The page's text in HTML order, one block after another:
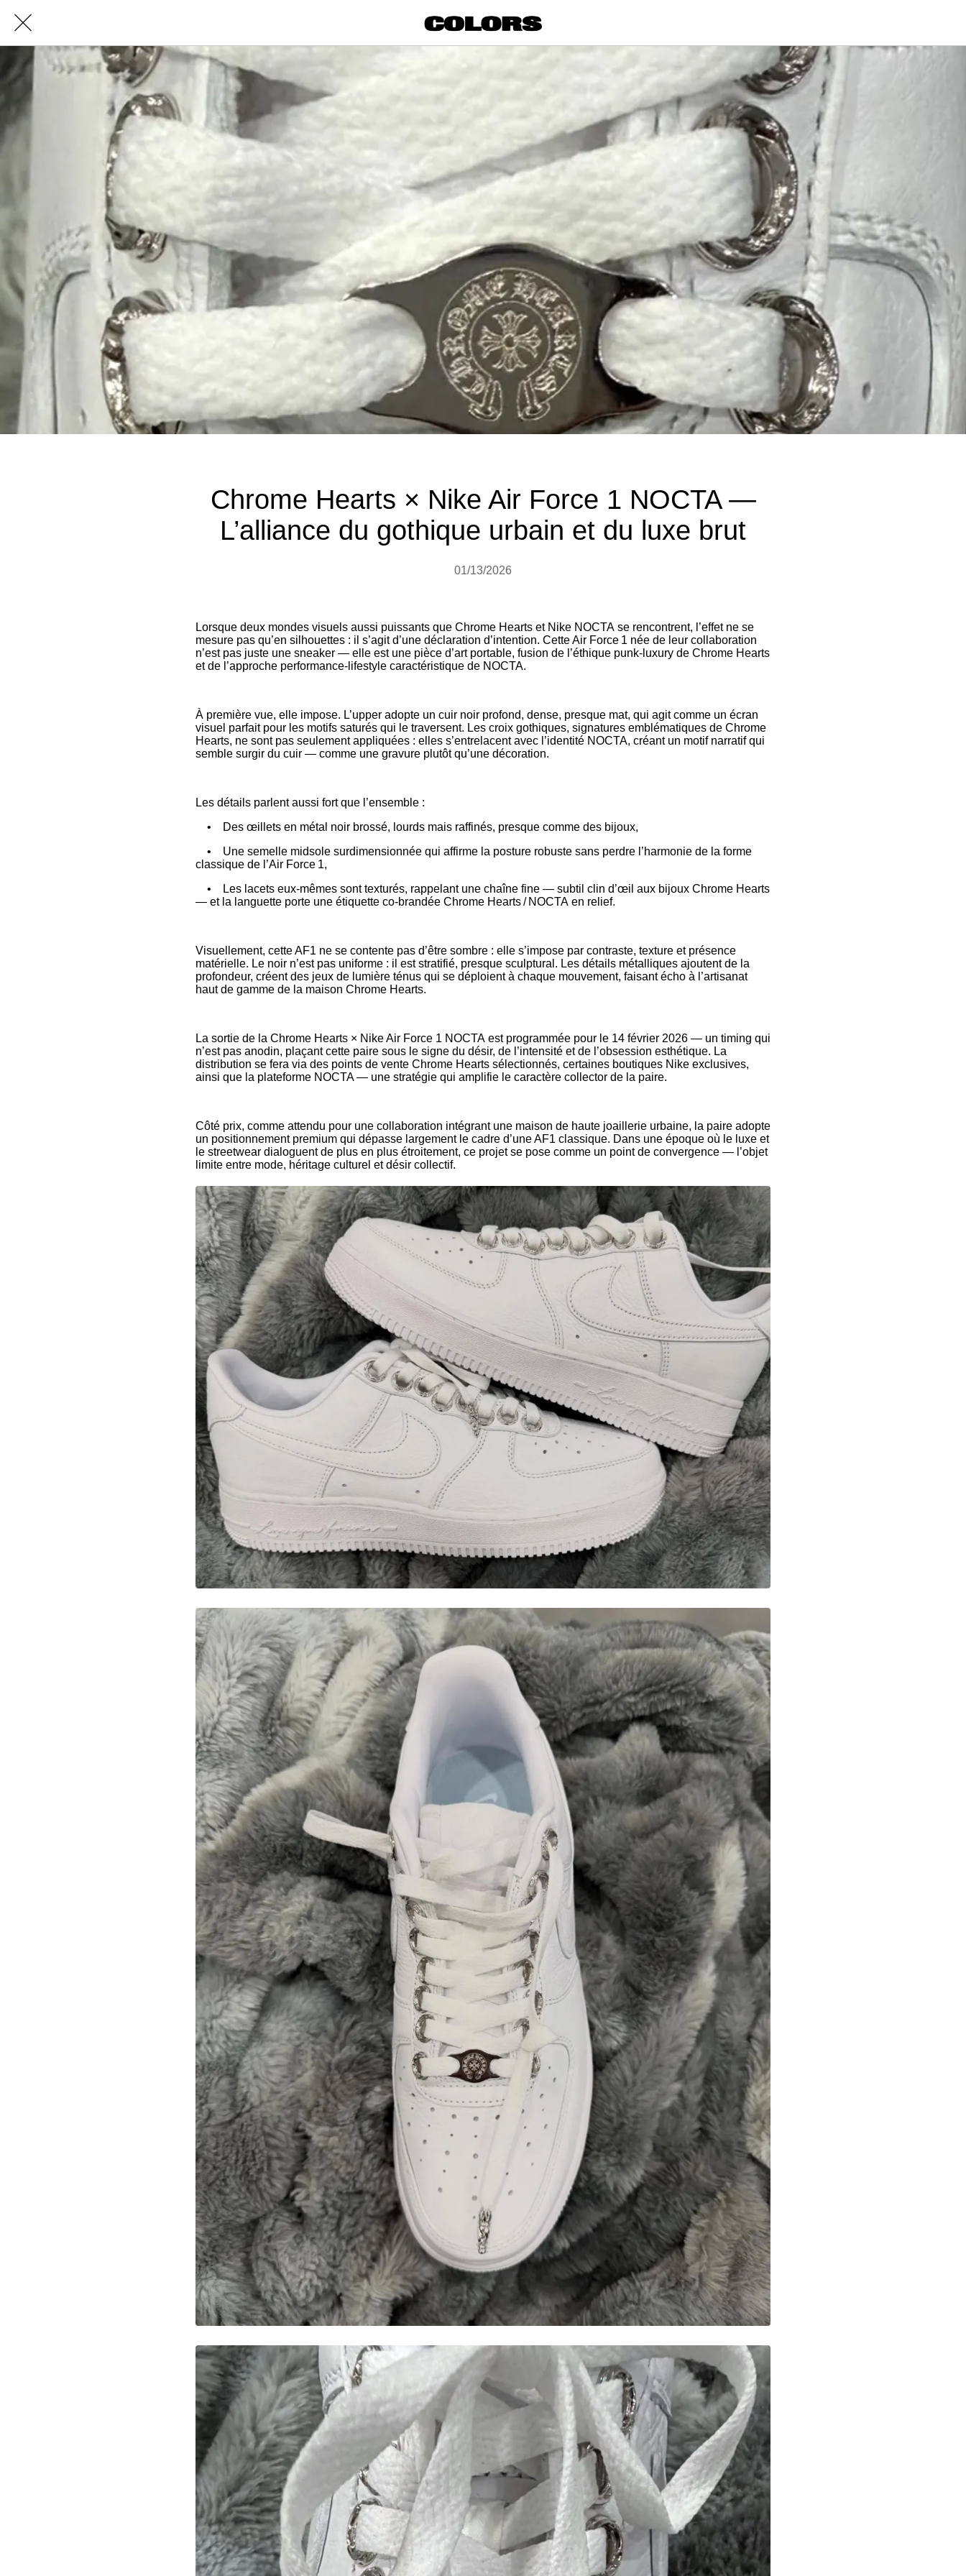
Chrome Hearts × Nike Air Force 1 NOCTA —
L’alliance du gothique urbain et du luxe brut
01/13/2026
Lorsque deux mondes visuels aussi puissants que Chrome Hearts et Nike NOCTA se rencontrent, l’effet ne se
mesure pas qu’en silhouettes : il s’agit d’une déclaration d’intention. Cette Air Force 1 née de leur collaboration
n’est pas juste une sneaker — elle est une pièce d’art portable, fusion de l’éthique punk‑luxury de Chrome Hearts
et de l’approche performance‑lifestyle caractéristique de NOCTA.
À première vue, elle impose. L’upper adopte un cuir noir profond, dense, presque mat, qui agit comme un écran
visuel parfait pour les motifs saturés qui le traversent. Les croix gothiques, signatures emblématiques de Chrome
Hearts, ne sont pas seulement appliquées : elles s’entrelacent avec l’identité NOCTA, créant un motif narratif qui
semble surgir du cuir — comme une gravure plutôt qu’une décoration.
Les détails parlent aussi fort que l’ensemble :
• Des œillets en métal noir brossé, lourds mais raffinés, presque comme des bijoux,
• Une semelle midsole surdimensionnée qui affirme la posture robuste sans perdre l’harmonie de la forme
classique de l’Air Force 1,
• Les lacets eux‑mêmes sont texturés, rappelant une chaîne fine — subtil clin d’œil aux bijoux Chrome Hearts
— et la languette porte une étiquette co‑brandée Chrome Hearts / NOCTA en relief.
Visuellement, cette AF1 ne se contente pas d’être sombre : elle s’impose par contraste, texture et présence
matérielle. Le noir n’est pas uniforme : il est stratifié, presque sculptural. Les détails métalliques ajoutent de la
profondeur, créent des jeux de lumière ténus qui se déploient à chaque mouvement, faisant écho à l’artisanat
haut de gamme de la maison Chrome Hearts.
La sortie de la Chrome Hearts × Nike Air Force 1 NOCTA est programmée pour le 14 février 2026 — un timing qui
n’est pas anodin, plaçant cette paire sous le signe du désir, de l’intensité et de l’obsession esthétique. La
distribution se fera via des points de vente Chrome Hearts sélectionnés, certaines boutiques Nike exclusives,
ainsi que la plateforme NOCTA — une stratégie qui amplifie le caractère collector de la paire.
Côté prix, comme attendu pour une collaboration intégrant une maison de haute joaillerie urbaine, la paire adopte
un positionnement premium qui dépasse largement le cadre d’une AF1 classique. Dans une époque où le luxe et
le streetwear dialoguent de plus en plus étroitement, ce projet se pose comme un point de convergence — l’objet
limite entre mode, héritage culturel et désir collectif.